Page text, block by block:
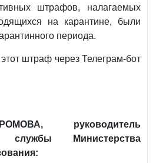
штрафов, налагаемых
на карантине, были
периода.
штраф через Телеграм-бот
руководитель
службы Министерства